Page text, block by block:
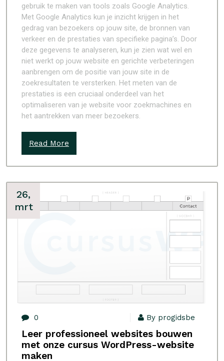
gebruik te maken van tools zoals Google Analytics.
Met Google Analytics kun je inzicht krijgen in het
gedrag van bezoekers op jouw site, de bronnen van
verkeer en de prestaties van specifieke pagina’s. Door
deze gegevens te analyseren, kun je zien wat wel en
niet werkt op jouw website en gerichte verbeteringen
aanbrengen om de positie van jouw site in de
zoekresultaten te versterken. Het meten van de
prestaties is een cruciaal onderdeel van het
optimaliseren van je website voor zoekmachines en
het aantrekken van meer bezoekers.
Read More
26,
mrt
0 By progidsbe
Leer professioneel websites bouwen
met onze cursus WordPress-website
maken